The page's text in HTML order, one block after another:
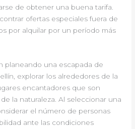
de obtener una buena tarifa.
ofertas especiales fuera de
por alquilar por un período más
planeando una escapada de
explorar los alrededores de la
encantadores que son
la naturaleza. Al seleccionar una
el número de personas
ante las condiciones